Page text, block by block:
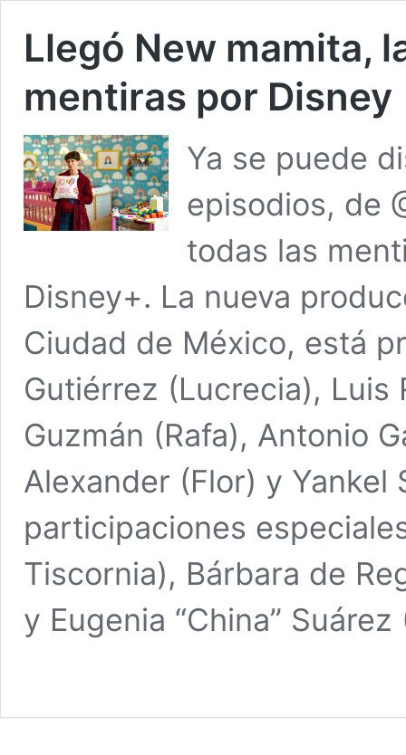
Llegó New mamita,
mentiras por Disney
Ya se puede
episodios, de
todas las
Disney+. La nueva
Ciudad de México, está
Gutiérrez (Lucrecia), Luis
Guzmán (Rafa), Antonio
Alexander (Flor) y Yankel
participaciones
Tiscornia), Bárbara de
y Eugenia “China”